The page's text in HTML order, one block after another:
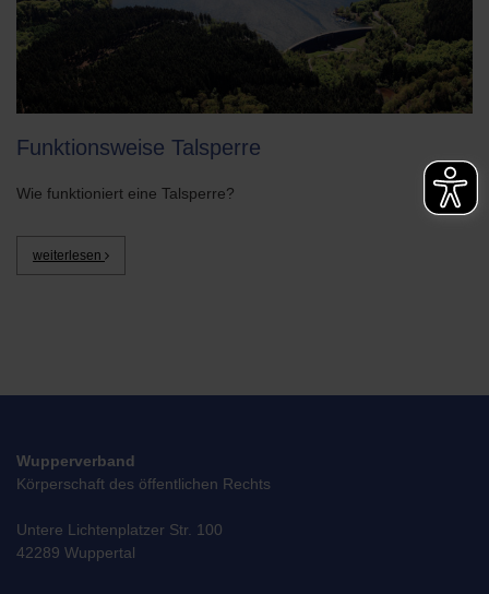
Funktionsweise Talsperre
Wie funktioniert eine Talsperre?
weiterlesen
Wupperverband
Körperschaft des öffentlichen Rechts
Untere Lichtenplatzer Str. 100
42289 Wuppertal